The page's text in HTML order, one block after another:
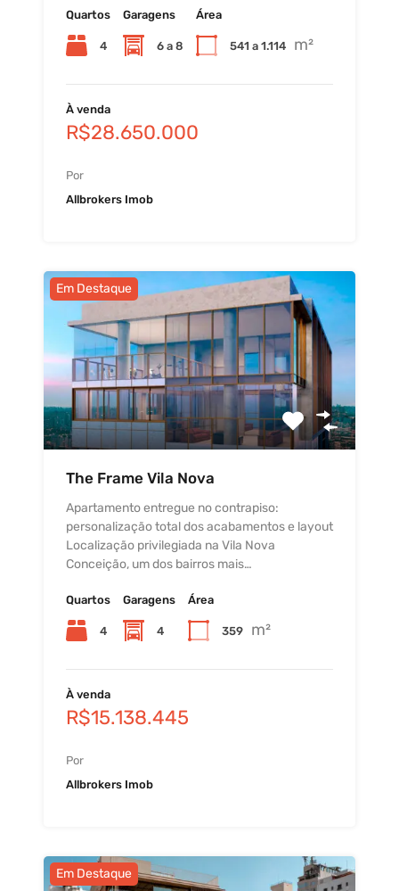
Quartos
4
Garagens
6 a 8
Área
541 a 1.114 m²
À venda
R$28.650.000
Por
Allbrokers Imob
Em Destaque
The Frame Vila Nova
Apartamento entregue no contrapiso:
personalização total dos acabamentos e layout
Localização privilegiada na Vila Nova
Conceição, um dos bairros mais…
Quartos
4
Garagens
4
Área
359 m²
À venda
R$15.138.445
Por
Allbrokers Imob
Em Destaque